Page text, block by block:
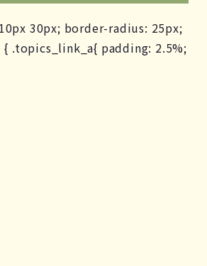
30px; border-radius: 25px;
.topics_link_a{ padding: 2.5%;